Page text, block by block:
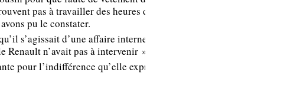
pas à travailler des heures durant
pu le constater.
s’agissait d’une affaire interne entre
Renault n’avait pas à intervenir ».
pour l’indifférence qu’elle exprime et